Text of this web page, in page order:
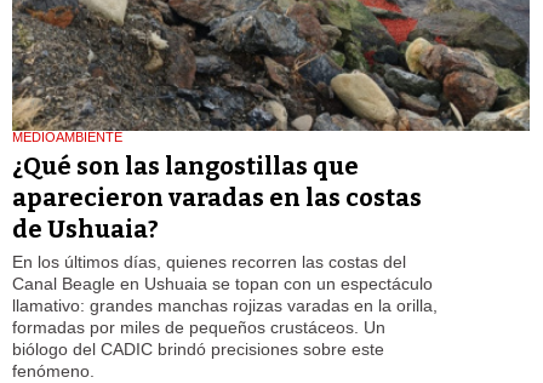
MEDIOAMBIENTE
¿Qué son las langostillas que
aparecieron varadas en las costas
de Ushuaia?
En los últimos días, quienes recorren las costas del
Canal Beagle en Ushuaia se topan con un espectáculo
llamativo: grandes manchas rojizas varadas en la orilla,
formadas por miles de pequeños crustáceos. Un
biólogo del CADIC brindó precisiones sobre este
fenómeno.